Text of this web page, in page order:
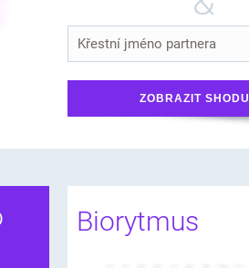
Biorytmus